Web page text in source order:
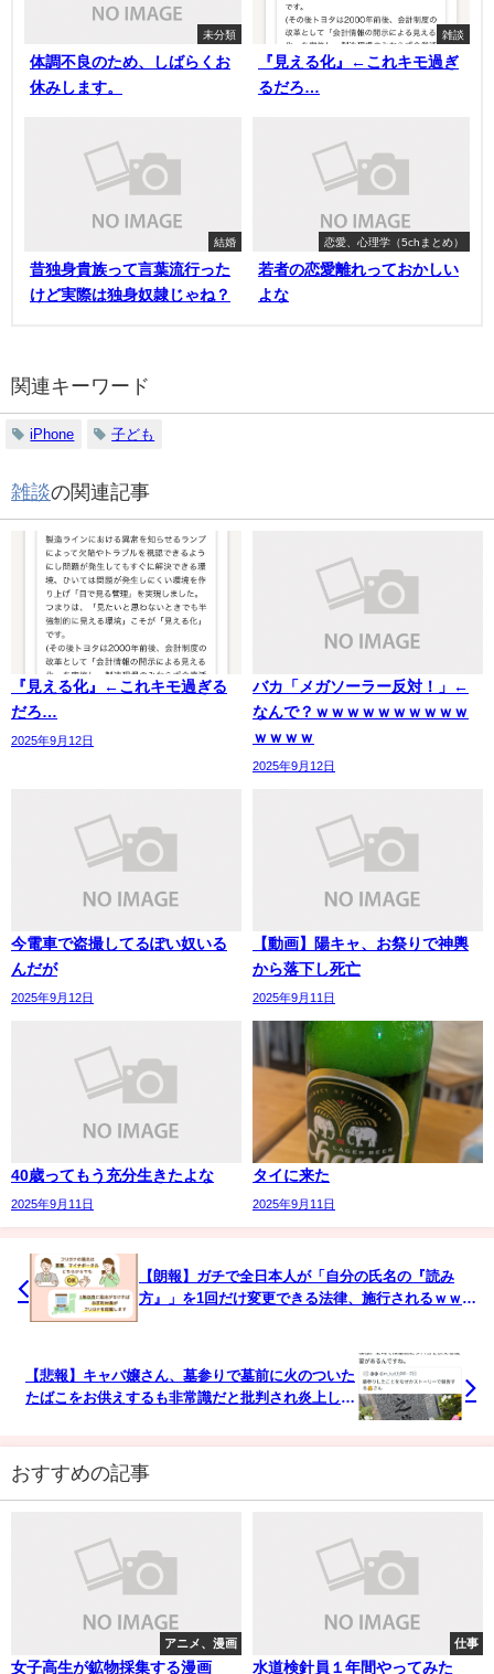
未分類
体調不良のため、しばらくお
休みします。
雑談
『見える化』←これキモ過ぎ
るだろ…
結婚
昔独身貴族って言葉流行った
けど実際は独身奴隷じゃね？
恋愛、心理学（5chまとめ）
若者の恋愛離れっておかしい
よな
関連キーワード
iPhone 子ども
雑談の関連記事
『見える化』←これキモ過ぎる
だろ…
2025年9月12日
バカ「メガソーラー反対！」←
なんで？ｗｗｗｗｗｗｗｗｗｗ
ｗｗｗｗ
2025年9月12日
今電車で盗撮してるぽい奴いる
んだが
2025年9月12日
【動画】陽キャ、お祭りで神輿
から落下し死亡
2025年9月11日
40歳ってもう充分生きたよな
2025年9月11日
タイに来た
2025年9月11日
【朗報】ガチで全日本人が「自分の氏名の『読み
方』」を1回だけ変更できる法律、施行されるｗｗｗ
【悲報】キャバ嬢さん、墓参りで墓前に火のついた
たばこをお供えするも非常識だと批判され炎上し削
おすすめの記事
アニメ、漫画
女子高生が鉱物採集する漫画
仕事
水道検針員１年間やってみた